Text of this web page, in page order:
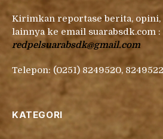
Kirimkan reportase berita,
lainnya ke email suarabsdk.com :
redpelsuarabsdk@gmail.com
Telepon: (0251) 8249520,
KATEGORI